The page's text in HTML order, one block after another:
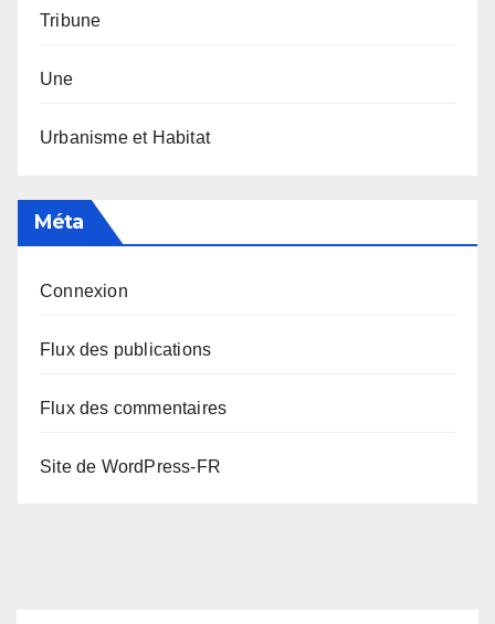
Tribune
Une
Urbanisme et Habitat
Méta
Connexion
Flux des publications
Flux des commentaires
Site de WordPress-FR